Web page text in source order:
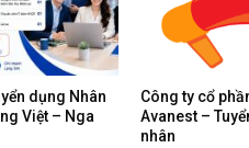
dụng Nhân
Việt – Nga
Công ty cổ
Avanest –
nhân